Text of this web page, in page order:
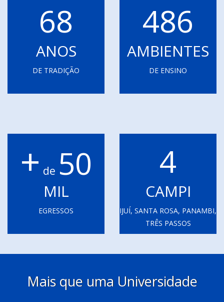
68
ANOS
DE TRADIÇÃO
486
AMBIENTES
DE ENSINO
+ de 50
MIL
EGRESSOS
4
CAMPI
IJUÍ, SANTA ROSA, PANAMBI,
TRÊS PASSOS
Mais que uma Universidade